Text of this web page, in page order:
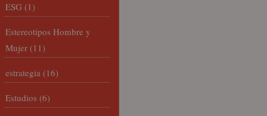
ESG (1)
Estereotipos Hombre y
Mujer (11)
estrategia (16)
Estudios (6)